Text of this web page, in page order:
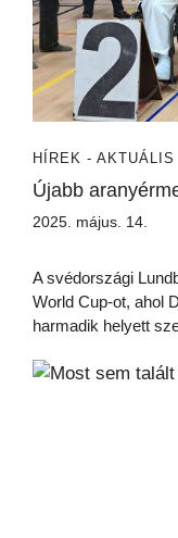
HÍREK - AKTUÁLIS
Újabb
2025. május. 14.
A svédországi
World Cup-ot, ahol
harmadik helyett